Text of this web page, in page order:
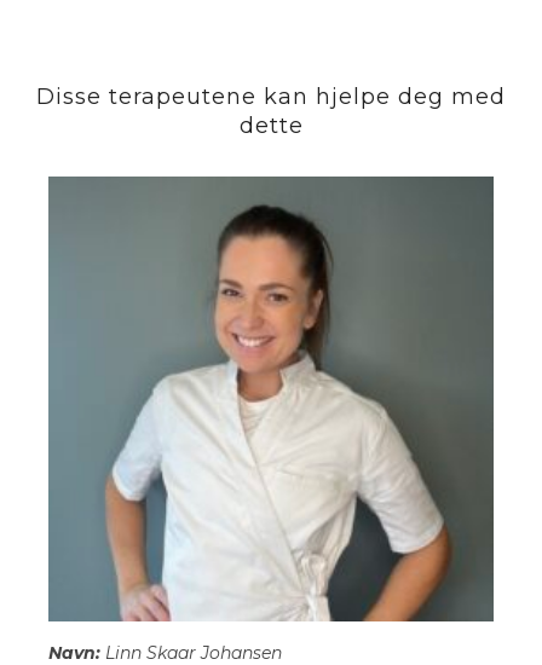
Disse terapeutene kan hjelpe deg med
dette
Navn: Linn Skaar Johansen